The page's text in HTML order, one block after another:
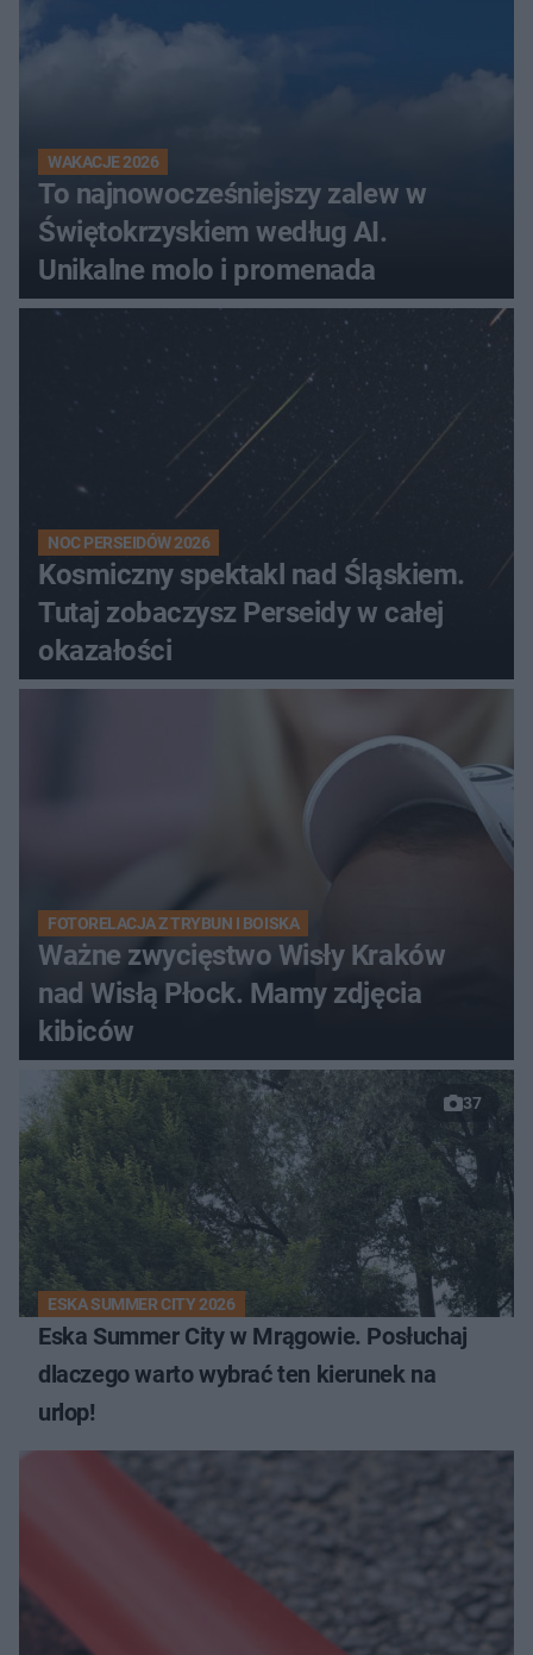
WAKACJE 2026
To najnowocześniejszy zalew w
Świętokrzyskiem według AI.
Unikalne molo i promenada
NOC PERSEIDÓW 2026
Kosmiczny spektakl nad Śląskiem.
Tutaj zobaczysz Perseidy w całej
okazałości
FOTORELACJA Z TRYBUN I BOISKA
Ważne zwycięstwo Wisły Kraków
nad Wisłą Płock. Mamy zdjęcia
kibiców
37
ESKA SUMMER CITY 2026
Eska Summer City w Mrągowie. Posłuchaj
dlaczego warto wybrać ten kierunek na
urlop!